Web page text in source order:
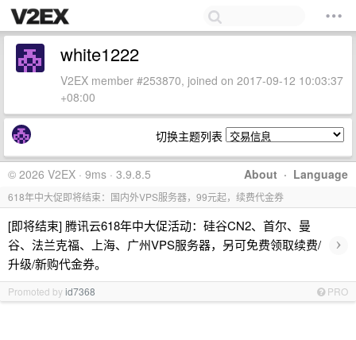
white1222
V2EX member #253870, joined on 2017-09-12 10:03:37
+08:00
切换主题列表
About · Language
© 2026 V2EX · 9ms · 3.9.8.5
618年中大促即将结束：国内外VPS服务器，99元起，续费代金券
[即将结束] 腾讯云618年中大促活动：硅谷CN2、首尔、曼
谷、法兰克福、上海、广州VPS服务器，另可免费领取续费/
升级/新购代金券。
›
Promoted byid7368 PRO